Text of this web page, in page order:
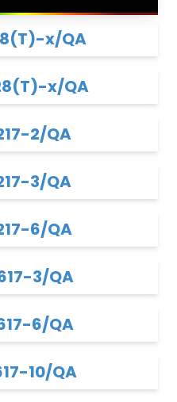
x/QA
x/QA
2/QA
3/QA
6/QA
3/QA
6/QA
10/QA